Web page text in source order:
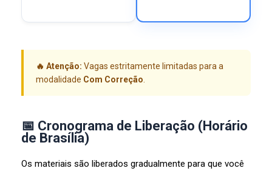
🔥 Atenção: Vagas estritamente limitadas para a
modalidade Com Correção
📅 Cronograma de Liberação (Horário
de Brasília)
Os materiais são liberados gradualmente para que você